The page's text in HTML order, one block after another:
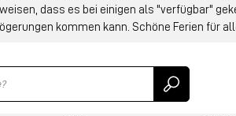
dass es bei einigen als "verfügbar"
kommen kann. Schöne Ferien für